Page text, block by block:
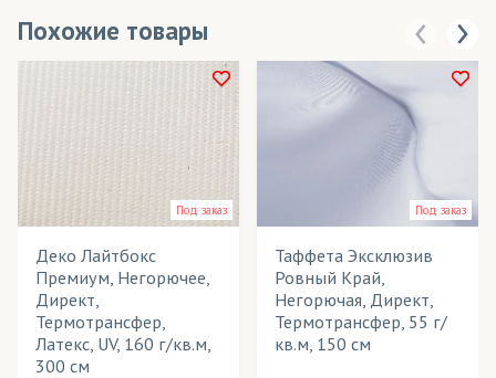
Похожие товары
Под заказ
Деко Лайтбокс
Премиум, Негорючее,
Директ,
Термотрансфер,
Латекс, UV, 160 г/кв.м,
300 см
Под заказ
Таффета Эксклюзив
Ровный Край,
Негорючая, Директ,
Термотрансфер, 55 г/
кв.м, 150 см